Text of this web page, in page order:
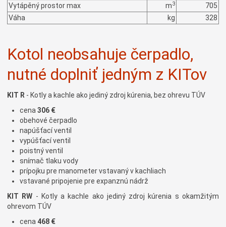
Vytápěný prostor max
m3
705
Váha
kg 328
Kotol neobsahuje čerpadlo,
nutné doplniť jedným z KITov
KIT R - Kotly a kachle ako jediný zdroj kúrenia, bez ohrevu TÚV
cena306 €
obehové čerpadlo
napúšťací ventil
vypúšťací ventil
poistný ventil
snímač tlaku vody
prípojku pre manometer vstavaný v kachliach
vstavané pripojenie pre expanznú nádrž
KIT RW - Kotly a kachle ako jediný zdroj kúrenia s okamžitým
ohrevom TÚV
cena 468 €